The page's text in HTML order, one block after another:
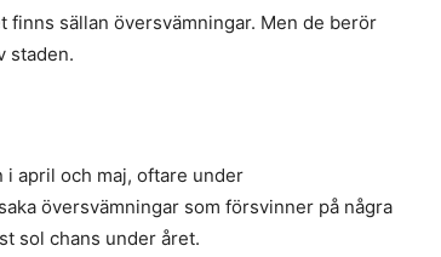
finns sällan översvämningar. Men de berör
staden.
i april och maj, oftare under
översvämningar som försvinner på några
sol chans under året.